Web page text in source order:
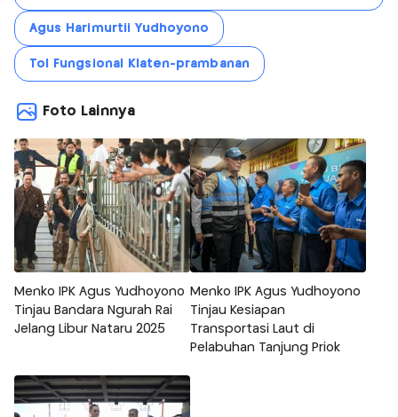
Agus Harimurtii Yudhoyono
Tol Fungsional Klaten-prambanan
Foto Lainnya
Menko IPK Agus Yudhoyono
Tinjau Bandara Ngurah Rai
Jelang Libur Nataru 2025
Menko IPK Agus Yudhoyono
Tinjau Kesiapan
Transportasi Laut di
Pelabuhan Tanjung Priok